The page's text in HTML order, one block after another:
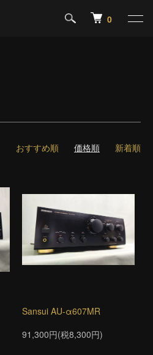
0
おすすめ順 価格順 新着順
Sansui AU-α607MR
91,300円(税8,300円)